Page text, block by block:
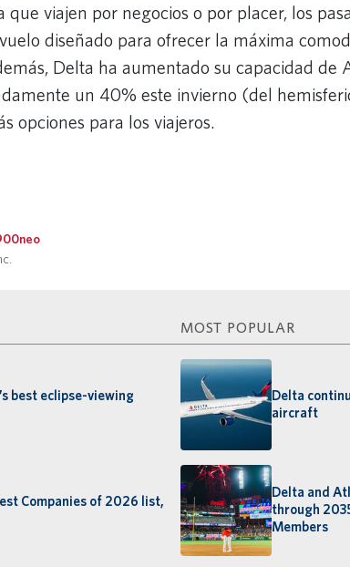
que viajen por negocios o por placer, los
diseñado para ofrecer la máxima
Delta ha aumentado su capacidad de
un 40% este invierno (del
opciones para los viajeros.
best eclipse-viewing
Companies of 2026 list,
MOST POPULAR
Delta
aircraft
Delta and
through
Members